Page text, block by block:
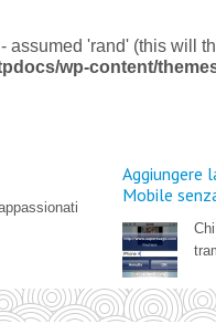
assumed 'rand' (this will
wp-content/
Aggiungere
Mobile